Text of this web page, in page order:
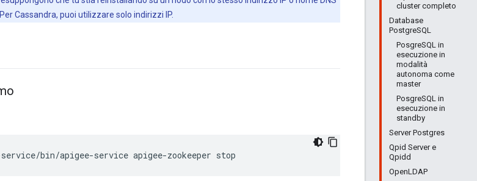
cluster completo
Database
PostgreSQL
PosgreSQL in
esecuzione in
modalità
autonoma come
master
PosgreSQL in
esecuzione in
standby
Server Postgres
Qpid Server e
Qpidd
OpenLDAP
Cassandra, puoi utilizzare solo indirizzi IP.
bin/apigee-service apigee-zookeeper stop